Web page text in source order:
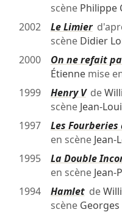
scène Philippe
2002
Le Limier
scène Didier
2000
On ne refait
Étiennemise
1999
Henry Vde
scène Jean-
1997
Les Fourberies
en scène Jean-
1995
La Double
en scène
1994
Hamletde
scène